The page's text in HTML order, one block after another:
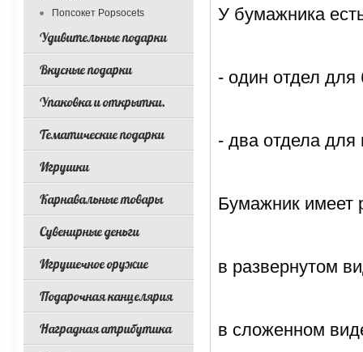
У бумажника
- один отдел
- два отдела для
Бумажник имеет
в развернутом
в сложенном
Попсокет Popsocets
Удивительные подарки
Вкусные подарки
Упаковка и открытки.
Тематические подарки
Игрушки
Карнавальные товары
Сувенирные деньги
Игрушечное оружие
Подарочная канцелярия
Наградная атрибутика